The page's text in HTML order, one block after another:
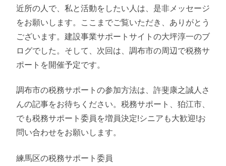
近所の人で、私と活動をしたい人は、是非メッセージ
をお願いします。ここまでご覧いただき、ありがとう
ございます。建設事業サポートサイトの大坪淳一のブ
ログでした。そして、次回は、調布市の周辺で税務サ
ポートを開催予定です。
調布市の税務サポートの参加方法は、許斐康之誠人さ
んの記事をお待ちください。税務サポート、狛江市、
でも税務サポート委員を増員決定!シニアも大歓迎!お
問い合わせをお願いします。
練馬区の税務サポート委員